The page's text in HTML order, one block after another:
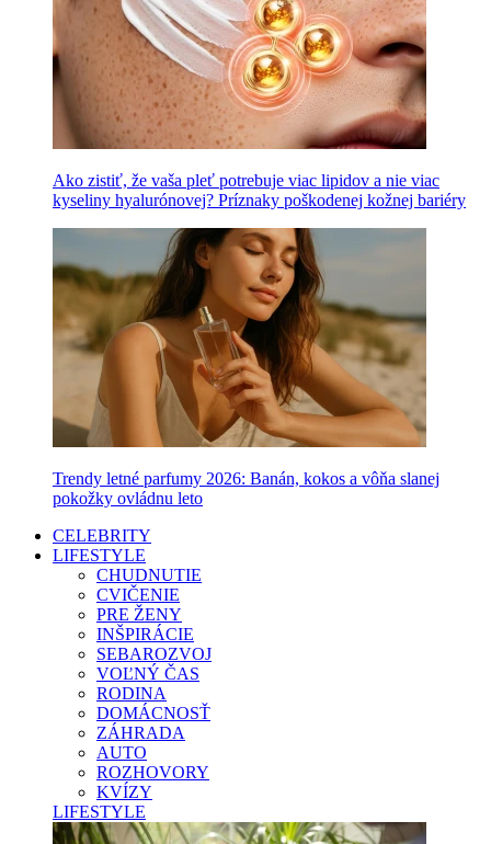
Ako zistiť, že vaša pleť potrebuje viac lipidov a nie viac
kyseliny hyalurónovej? Príznaky poškodenej kožnej bariéry
Trendy letné parfumy 2026: Banán, kokos a vôňa slanej
pokožky ovládnu leto
CELEBRITY
LIFESTYLE
CHUDNUTIE
CVIČENIE
PRE ŽENY
INŠPIRÁCIE
SEBAROZVOJ
VOĽNÝ ČAS
RODINA
DOMÁCNOSŤ
ZÁHRADA
AUTO
ROZHOVORY
KVÍZY
LIFESTYLE